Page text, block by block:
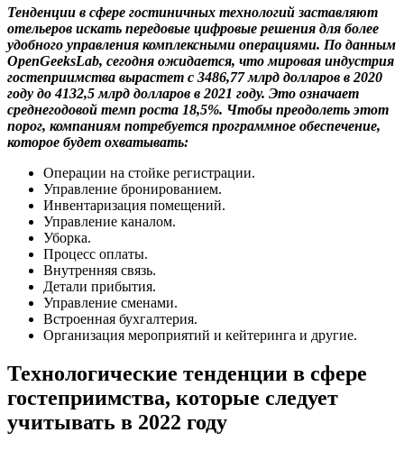
Тенденции в сфере гостиничных технологий заставляют
отельеров искать передовые цифровые решения для более
удобного управления комплексными операциями. По данным
OpenGeeksLab, сегодня ожидается, что мировая индустрия
гостеприимства вырастет с 3486,77 млрд долларов в 2020
году до 4132,5 млрд долларов в 2021 году. Это означает
среднегодовой темп роста 18,5%. Чтобы преодолеть этот
порог, компаниям потребуется программное обеспечение,
которое будет охватывать:
Операции на стойке регистрации.
Управление бронированием.
Инвентаризация помещений.
Управление каналом.
Уборка.
Процесс оплаты.
Внутренняя связь.
Детали прибытия.
Управление сменами.
Встроенная бухгалтерия.
Организация мероприятий и кейтеринга и другие.
Технологические тенденции в сфере
гостеприимства, которые следует
учитывать в 2022 году